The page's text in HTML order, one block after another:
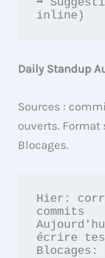
Daily Standup
Sources :
ouverts. Format
Blocages.
Hier:
commits
écrire